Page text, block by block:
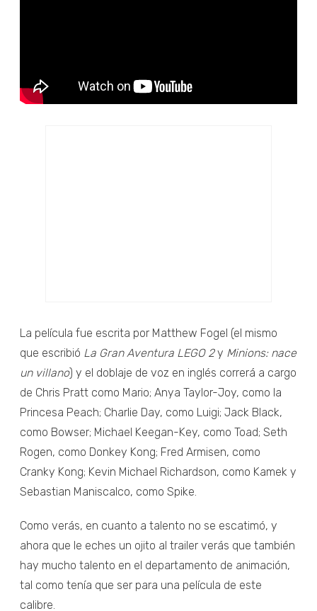
La película fue escrita por Matthew Fogel (el mismo
que escribió La Gran Aventura LEGO 2y Minions: nace
un villano) y el doblaje de voz en inglés correrá a cargo
de Chris Pratt como Mario; Anya Taylor-Joy, como la
Princesa Peach; Charlie Day, como Luigi; Jack Black,
como Bowser; Michael Keegan-Key, como Toad; Seth
Rogen, como Donkey Kong; Fred Armisen, como
Cranky Kong; Kevin Michael Richardson, como Kamek y
Sebastian Maniscalco, como Spike.
Como verás, en cuanto a talento no se escatimó, y
ahora que le eches un ojito al trailer verás que también
hay mucho talento en el departamento de animación,
tal como tenía que ser para una película de este
calibre.